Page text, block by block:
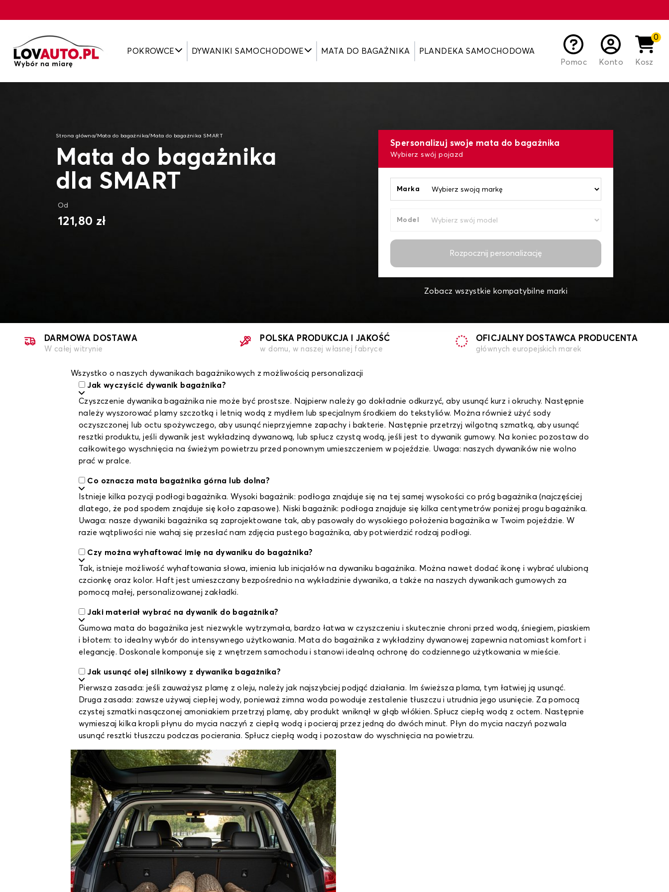
POKROWCE DYWANIKI SAMOCHODOWE MATA DO BAGAŻNIKA
PLANDEKA SAMOCHODOWA
Pomoc
Konto
0
Kosz
Strona główna/Mata do bagażnika/ Mata do bagażnika SMART
Mata do bagażnika
dla SMART
Od
121,80 zł
Spersonalizuj swoje mata do bagażnika
Wybierz swój pojazd
Marka
Model
Rozpocznij personalizację
Zobacz wszystkie kompatybilne marki
DARMOWA DOSTAWA
W całej witrynie
POLSKA PRODUKCJA I JAKOŚĆ
w domu, w naszej własnej fabryce
OFICJALNY DOSTAWCA PRODUCENTA
głównych europejskich marek
Wszystko o naszych dywanikach bagażnikowych z możliwością personalizacji
Jak wyczyścić dywanik bagażnika?
Czyszczenie dywanika bagażnika nie może być prostsze. Najpierw należy go dokładnie odkurzyć, aby usunąć kurz i okruchy. Następnie
należy wyszorować plamy szczotką i letnią wodą z mydłem lub specjalnym środkiem do tekstyliów. Można również użyć sody
oczyszczonej lub octu spożywczego, aby usunąć nieprzyjemne zapachy i bakterie. Następnie przetrzyj wilgotną szmatką, aby usunąć
resztki produktu, jeśli dywanik jest wykładziną dywanową, lub spłucz czystą wodą, jeśli jest to dywanik gumowy. Na koniec pozostaw do
całkowitego wyschnięcia na świeżym powietrzu przed ponownym umieszczeniem w pojeździe. Uwaga: naszych dywaników nie wolno
prać w pralce.
Co oznacza mata bagażnika górna lub dolna?
Istnieje kilka pozycji podłogi bagażnika. Wysoki bagażnik: podłoga znajduje się na tej samej wysokości co próg bagażnika (najczęściej
dlatego, że pod spodem znajduje się koło zapasowe). Niski bagażnik: podłoga znajduje się kilka centymetrów poniżej progu bagażnika.
Uwaga: nasze dywaniki bagażnika są zaprojektowane tak, aby pasowały do wysokiego położenia bagażnika w Twoim pojeździe. W
razie wątpliwości nie wahaj się przesłać nam zdjęcia pustego bagażnika, aby potwierdzić rodzaj podłogi.
Czy można wyhaftować imię na dywaniku do bagażnika?
Tak, istnieje możliwość wyhaftowania słowa, imienia lub inicjałów na dywaniku bagażnika. Można nawet dodać ikonę i wybrać ulubioną
czcionkę oraz kolor. Haft jest umieszczany bezpośrednio na wykładzinie dywanika, a także na naszych dywanikach gumowych za
pomocą małej, personalizowanej zakładki.
Jaki materiał wybrać na dywanik do bagażnika?
Gumowa mata do bagażnika jest niezwykle wytrzymała, bardzo łatwa w czyszczeniu i skutecznie chroni przed wodą, śniegiem, piaskiem
i błotem: to idealny wybór do intensywnego użytkowania. Mata do bagażnika z wykładziny dywanowej zapewnia natomiast komfort i
elegancję. Doskonale komponuje się z wnętrzem samochodu i stanowi idealną ochronę do codziennego użytkowania w mieście.
Jak usunąć olej silnikowy z dywanika bagażnika?
Pierwsza zasada: jeśli zauważysz plamę z oleju, należy jak najszybciej podjąć działania. Im świeższa plama, tym łatwiej ją usunąć.
Druga zasada: zawsze używaj ciepłej wody, ponieważ zimna woda powoduje zestalenie tłuszczu i utrudnia jego usunięcie. Za pomocą
czystej szmatki nasączonej amoniakiem przetrzyj plamę, aby produkt wniknął w głąb włókien. Spłucz ciepłą wodą z octem. Następnie
wymieszaj kilka kropli płynu do mycia naczyń z ciepłą wodą i pocieraj przez jedną do dwóch minut. Płyn do mycia naczyń pozwala
usunąć resztki tłuszczu podczas pocierania. Spłucz ciepłą wodą i pozostaw do wyschnięcia na powietrzu.